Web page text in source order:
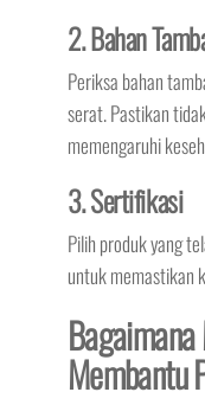
2. Bahan
Periksa bahan
serat. Pastikan
memengaruhi
3. Sertifikasi
Pilih produk yang
untuk memastikan
Membantu